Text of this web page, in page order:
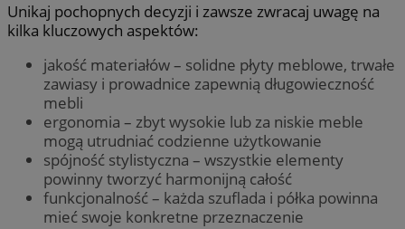
Unikaj pochopnych decyzji i zawsze zwracaj uwagę na
kilka kluczowych aspektów:
jakość materiałów – solidne płyty meblowe, trwałe
zawiasy i prowadnice zapewnią długowieczność
mebli
ergonomia – zbyt wysokie lub za niskie meble
mogą utrudniać codzienne użytkowanie
spójność stylistyczna – wszystkie elementy
powinny tworzyć harmonijną całość
funkcjonalność – każda szuflada i półka powinna
mieć swoje konkretne przeznaczenie